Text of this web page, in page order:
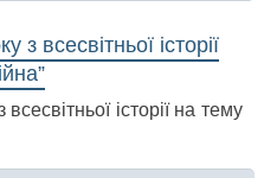
всесвітньої історії
історії на тему